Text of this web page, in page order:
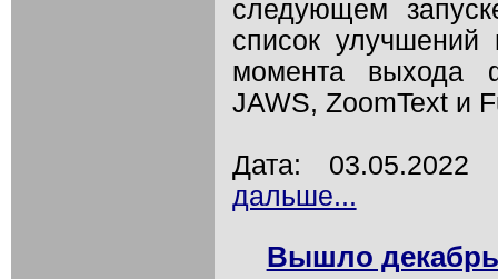
следующем
список
момента выхода
JAWS, ZoomText и
Дата:
дальше...
Вышло